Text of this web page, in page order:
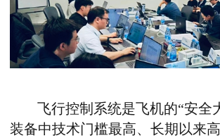
飞行控制系统是飞机的“安全
装备中技术门槛最高、长期以来